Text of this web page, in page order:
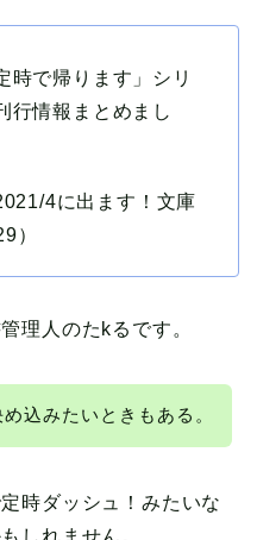
時で帰ります」シリ
行情報まとめまし
4に出ます！文庫
）
理人のたkるです。
込みたいときもある。
時ダッシュ！みたいな